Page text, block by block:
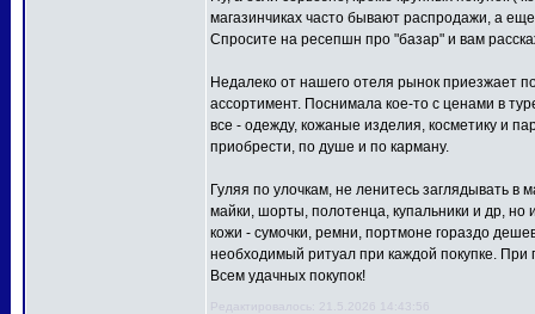
магазинчиках часто бывают распродажи, а
Спросите на ресепшн про "базар" и вам
Недалеко от нашего отеля рынок приезжает
ассортимент. Поснимала кое-то с ценами в
все - одежду, кожаные изделия, косметику и
приобрести, по душе и по карману.
Гуляя по улочкам, не ленитесь заглядывать в
майки, шорты, полотенца, купальники и др,
кожи - сумочки, ремни, портмоне гораздо
необходимый ритуал при каждой покупке. При
Всем удачных покупок!
Редактировалось: 21.5.2026 14:43:56